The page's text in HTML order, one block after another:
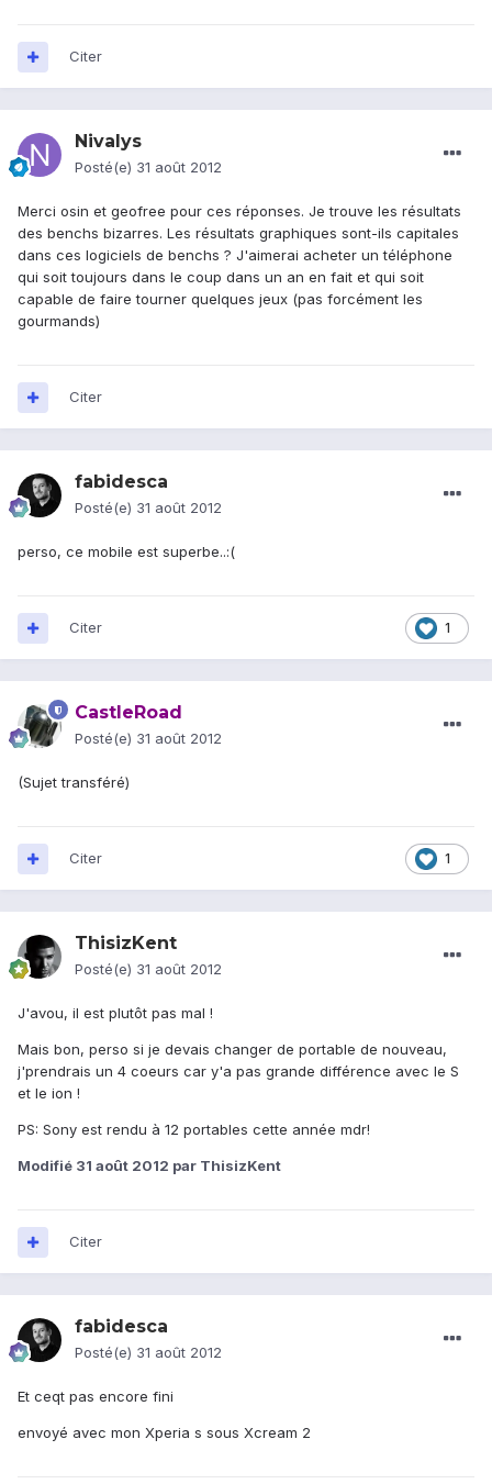
Citer
Nivalys
Posté(e) 31 août 2012
Merci osin et geofree pour ces réponses. Je trouve les résultats
des benchs bizarres. Les résultats graphiques sont-ils capitales
dans ces logiciels de benchs ? J'aimerai acheter un téléphone
qui soit toujours dans le coup dans un an en fait et qui soit
capable de faire tourner quelques jeux (pas forcément les
gourmands)
Citer
fabidesca
Posté(e) 31 août 2012
perso, ce mobile est superbe..:(
1
Citer
CastleRoad
Posté(e) 31 août 2012
(Sujet transféré)
1
Citer
ThisizKent
Posté(e) 31 août 2012
J'avou, il est plutôt pas mal !
Mais bon, perso si je devais changer de portable de nouveau,
j'prendrais un 4 coeurs car y'a pas grande différence avec le S
et le ion !
PS: Sony est rendu à 12 portables cette année mdr!
Modifié 31 août 2012 par ThisizKent
Citer
fabidesca
Posté(e) 31 août 2012
Et ceqt pas encore fini
envoyé avec mon Xperia s sous Xcream 2